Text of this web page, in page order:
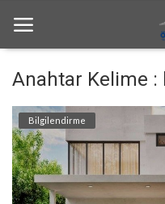
Anasayfa
Genel
Bilgilendirme
Anahtar Kelime :
Bilgilendirme